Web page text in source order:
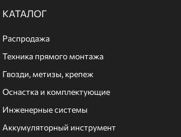
КАТАЛОГ
Распродажа
Техника прямого монтажа
Гвозди, метизы, крепеж
Оснастка и комплектующие
Инженерные системы
Аккумуляторный инструмент